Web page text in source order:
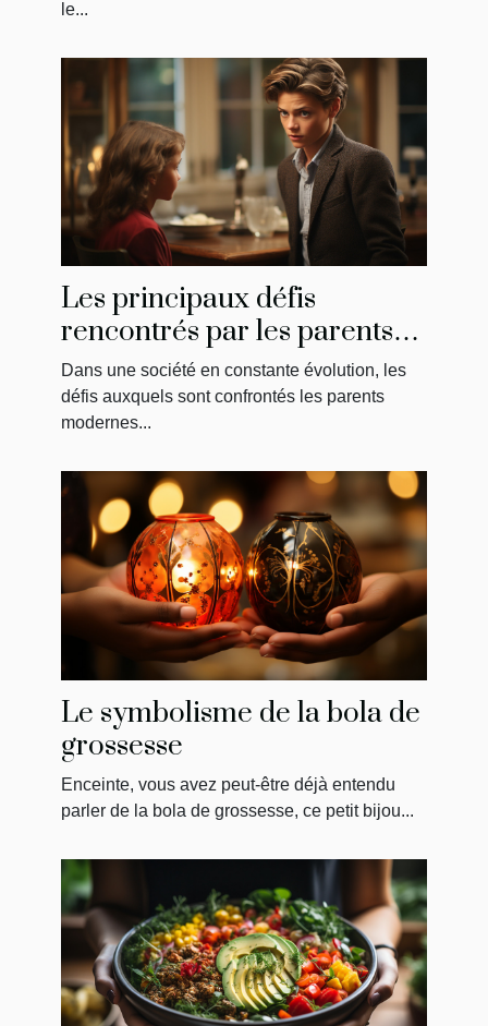
le...
Les principaux défis
rencontrés par les parents
modernes : la solution de
May
Dans une société en constante évolution, les
défis auxquels sont confrontés les parents
modernes...
Le symbolisme de la bola de
grossesse
Enceinte, vous avez peut-être déjà entendu
parler de la bola de grossesse, ce petit bijou...